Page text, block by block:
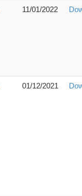
11/01/2022
01/12/2021